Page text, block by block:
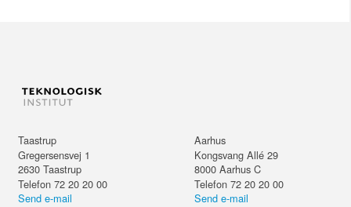
Taastrup
Gregersensvej 1
2630 Taastrup
Telefon 72 20 20 00
Send e-mail
Aarhus
Kongsvang Allé 29
8000 Aarhus C
Telefon 72 20 20 00
Send e-mail